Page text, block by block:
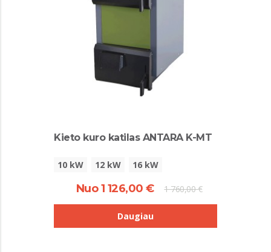
Kieto kuro katilas ANTARA K-MT
10 kW 12 kW 16 kW
Nuo 1 126,00 € 1 760,00 €
Daugiau